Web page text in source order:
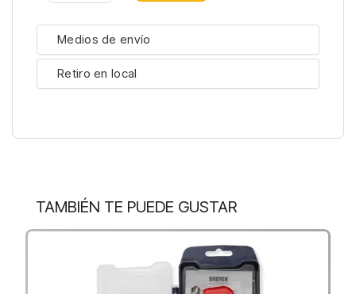
Medios de envío
Retiro en local
TAMBIÉN TE PUEDE GUSTAR